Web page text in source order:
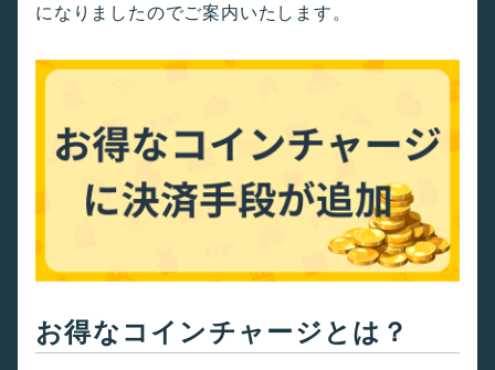
になりましたのでご案内いたします。
お得なコインチャージとは？